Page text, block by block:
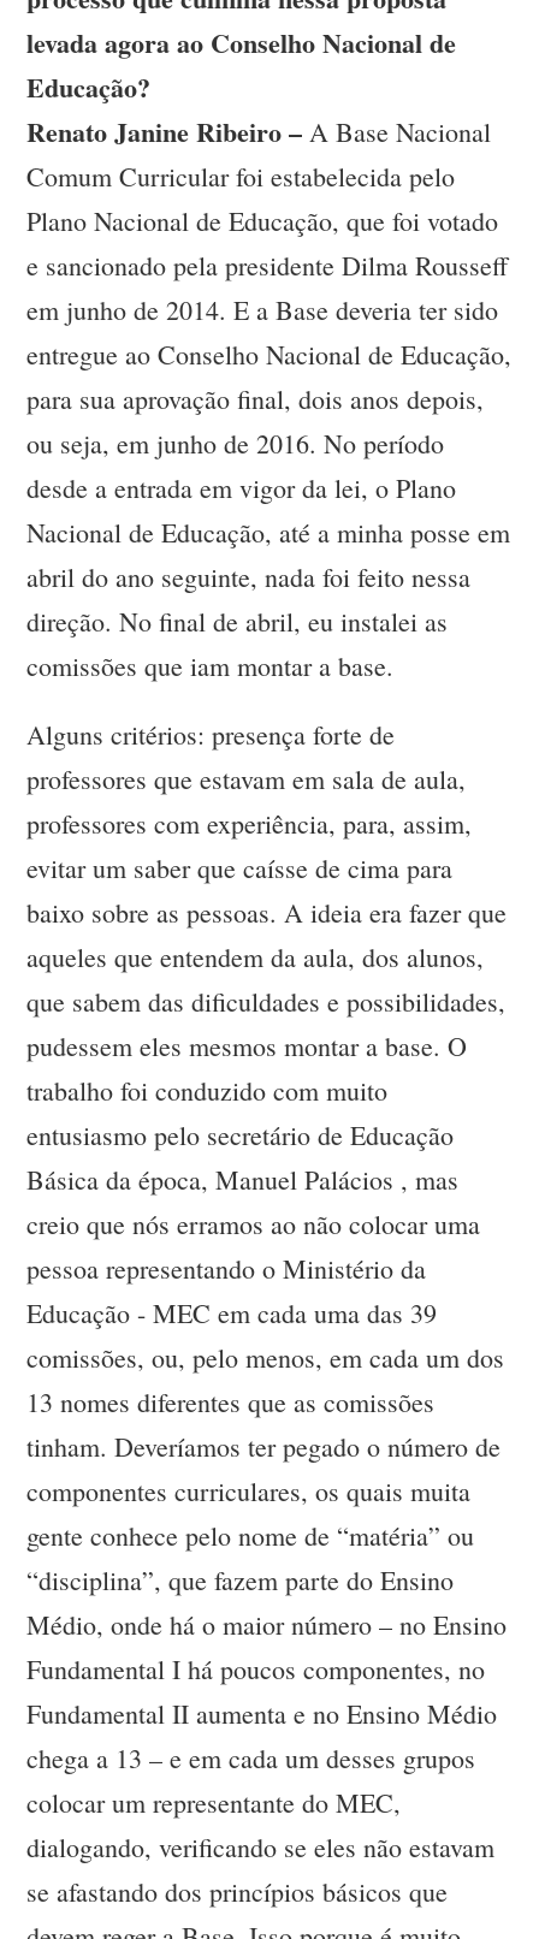
levada agora ao Conselho Nacional de
Educação?
Renato Janine Ribeiro – A Base Nacional
Comum Curricular foi estabelecida pelo
Plano Nacional de Educação, que foi votado
e sancionado pela presidente Dilma Rousseff
em junho de 2014. E a Base deveria ter sido
entregue ao Conselho Nacional de Educação,
para sua aprovação final, dois anos depois,
ou seja, em junho de 2016. No período
desde a entrada em vigor da lei, o Plano
Nacional de Educação, até a minha posse em
abril do ano seguinte, nada foi feito nessa
direção. No final de abril, eu instalei as
comissões que iam montar a base.
Alguns critérios: presença forte de
professores que estavam em sala de aula,
professores com experiência, para, assim,
evitar um saber que caísse de cima para
baixo sobre as pessoas. A ideia era fazer que
aqueles que entendem da aula, dos alunos,
que sabem das dificuldades e possibilidades,
pudessem eles mesmos montar a base. O
trabalho foi conduzido com muito
entusiasmo pelo secretário de Educação
Básica da época, Manuel Palácios , mas
creio que nós erramos ao não colocar uma
pessoa representando o Ministério da
Educação - MEC em cada uma das 39
comissões, ou, pelo menos, em cada um dos
13 nomes diferentes que as comissões
tinham. Deveríamos ter pegado o número de
componentes curriculares, os quais muita
gente conhece pelo nome de “matéria” ou
“disciplina”, que fazem parte do Ensino
Médio, onde há o maior número – no Ensino
Fundamental I há poucos componentes, no
Fundamental II aumenta e no Ensino Médio
chega a 13 – e em cada um desses grupos
colocar um representante do MEC,
dialogando, verificando se eles não estavam
se afastando dos princípios básicos que